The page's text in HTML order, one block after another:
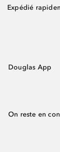
Expédié
Douglas App
On reste en